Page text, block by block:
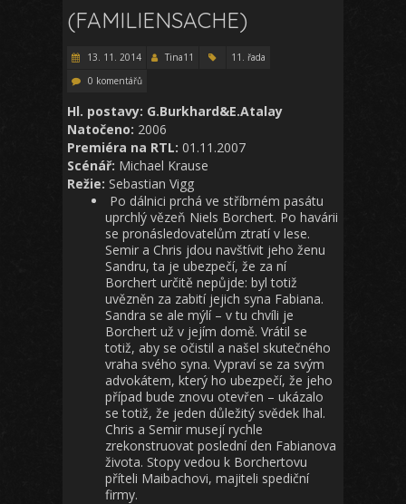
(FAMILIENSACHE)
13. 11. 2014 Tina11
11. řada
0 komentářů
Hl. postavy: G.Burkhard&E.Atalay
Natočeno: 2006
Premiéra na RTL: 01.11.2007
Scénář: Michael Krause
Režie: Sebastian Vigg
Po dálnici prchá ve stříbrném pasátu
uprchlý vězeň Niels Borchert. Po havárii
se pronásledovatelům ztratí v lese.
Semir a Chris jdou navštívit jeho ženu
Sandru, ta je ubezpečí, že za ní
Borchert určitě nepůjde: byl totiž
uvězněn za zabití jejich syna Fabiana.
Sandra se ale mýlí – v tu chvíli je
Borchert už v jejím domě. Vrátil se
totiž, aby se očistil a našel skutečného
vraha svého syna. Vypraví se za svým
advokátem, který ho ubezpečí, že jeho
případ bude znovu otevřen – ukázalo
se totiž, že jeden důležitý svědek lhal.
Chris a Semir musejí rychle
zrekonstruovat poslední den Fabianova
života. Stopy vedou k Borchertovu
příteli Maibachovi, majiteli spediční
firmy.